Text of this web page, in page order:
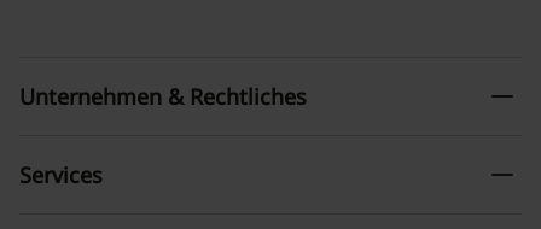
Unternehmen & Rechtliches remove
Services remove